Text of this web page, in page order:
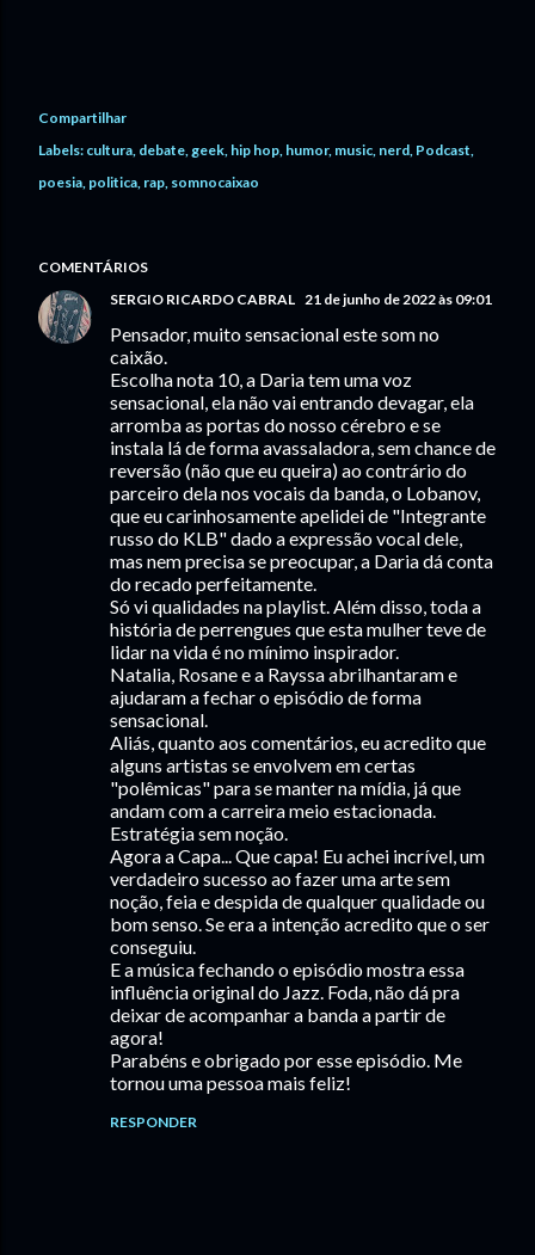
Compartilhar
Labels: cultura debate geek hip hop humor music nerd Podcast
poesia politica rap somnocaixao
COMENTÁRIOS
SERGIO RICARDO CABRAL 21 de junho de 2022 às 09:01
Pensador, muito sensacional este som no
caixão.
Escolha nota 10, a Daria tem uma voz
sensacional, ela não vai entrando devagar, ela
arromba as portas do nosso cérebro e se
instala lá de forma avassaladora, sem chance de
reversão (não que eu queira) ao contrário do
parceiro dela nos vocais da banda, o Lobanov,
que eu carinhosamente apelidei de "Integrante
russo do KLB" dado a expressão vocal dele,
mas nem precisa se preocupar, a Daria dá conta
do recado perfeitamente.
Só vi qualidades na playlist. Além disso, toda a
história de perrengues que esta mulher teve de
lidar na vida é no mínimo inspirador.
Natalia, Rosane e a Rayssa abrilhantaram e
ajudaram a fechar o episódio de forma
sensacional.
Aliás, quanto aos comentários, eu acredito que
alguns artistas se envolvem em certas
"polêmicas" para se manter na mídia, já que
andam com a carreira meio estacionada.
Estratégia sem noção.
Agora a Capa... Que capa! Eu achei incrível, um
verdadeiro sucesso ao fazer uma arte sem
noção, feia e despida de qualquer qualidade ou
bom senso. Se era a intenção acredito que o ser
conseguiu.
E a música fechando o episódio mostra essa
influência original do Jazz. Foda, não dá pra
deixar de acompanhar a banda a partir de
agora!
Parabéns e obrigado por esse episódio. Me
tornou uma pessoa mais feliz!
RESPONDER